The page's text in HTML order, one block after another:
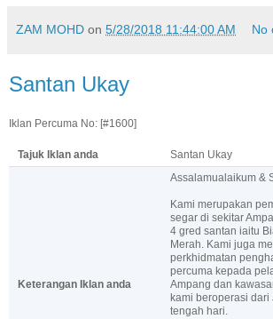
ZAM MOHD on 5/28/2018 11:44:00 AM No
Santan Ukay
Iklan Percuma No: [#1600]
Tajuk Iklan anda Santan Ukay
Keterangan Iklan anda
Assalamualaikum &
Kami merupakan
segar di sekitar
4 gred santan iaitu
Merah. Kami juga
perkhidmatan
percuma kepada
Ampang dan
kami beroperasi
tengah hari.